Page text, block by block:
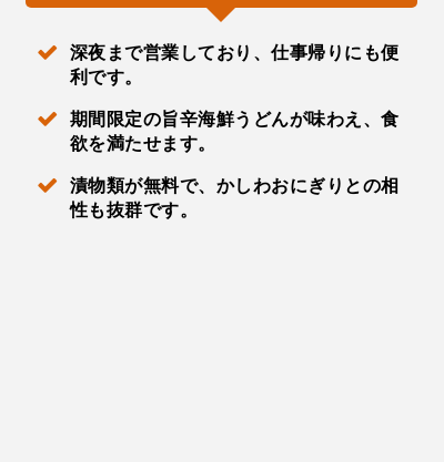
深夜まで営業しており、仕事帰りにも便
利です。
期間限定の旨辛海鮮うどんが味わえ、食
欲を満たせます。
漬物類が無料で、かしわおにぎりとの相
性も抜群です。